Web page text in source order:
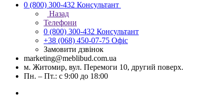
0 (800) 300-432 Консультант
Назад
Телефони
0 (800) 300-432 Консультант
+38 (068) 450-07-75 Офіс
Замовити дзвінок
marketing@meblibud.com.ua
м. Житомир, вул. Перемоги 10, другий поверх.
Пн. – Пт.: с 9:00 до 18:00